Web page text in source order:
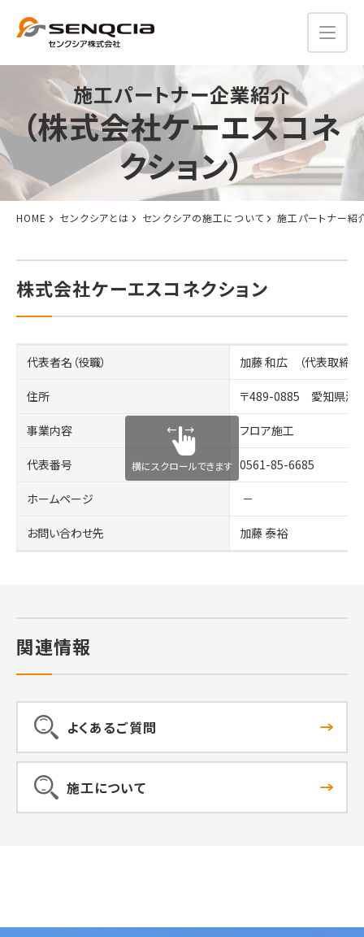
HOME センクシアとは センクシアの施工について 施工パートナー紹
施工パートナー企業紹介
（株式会社ケーエスコネ
クション）
株式会社ケーエスコネクション
代表者名（役職） 加藤 和広 （代表取締役
住所 〒489-0885 愛知県瀬
事業内容 フロア施工
代表番号 0561-85-6685
ホームページ －
お問い合わせ先 加藤 泰裕
横にスクロールできます
関連情報
よくあるご質問
施工について